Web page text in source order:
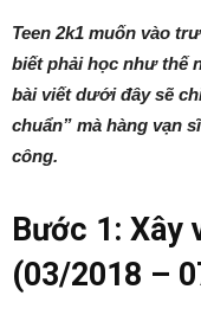
Teen 2k1 muốn vào
biết phải học như thế
bài viết dưới đây sẽ
chuẩn” mà hàng vạn
công.
Bước 1: Xây
(03/2018 –